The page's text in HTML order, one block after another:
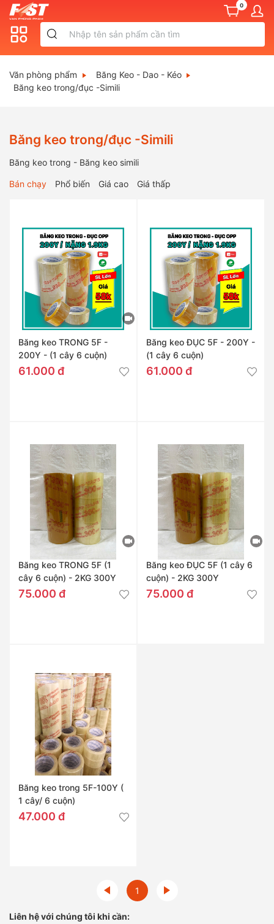
0
Văn phòng phẩm
Băng Keo - Dao - Kéo
Băng keo trong/đục -Simili
Băng keo trong/đục -Simili
Băng keo trong - Băng keo simili
Bán chạy Phổ biến Giá cao Giá thấp
Băng keo TRONG 5F -
200Y - (1 cây 6 cuộn)
61.000 đ
Băng keo ĐỤC 5F - 200Y -
(1 cây 6 cuộn)
61.000 đ
Băng keo TRONG 5F (1
cây 6 cuộn) - 2KG 300Y
75.000 đ
Băng keo ĐỤC 5F (1 cây 6
cuộn) - 2KG 300Y
75.000 đ
Băng keo trong 5F-100Y (
1 cây/ 6 cuộn)
47.000 đ
1
Liên hệ với chúng tôi khi cần: